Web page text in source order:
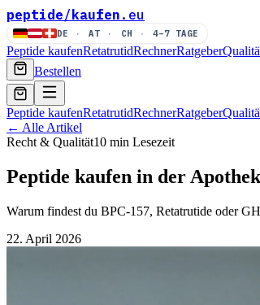
peptide/ kaufen .eu
DE · AT · CH · 4–7 TAGE
Peptide kaufenRetatrutidRechnerRatgeber
Bestellen
Peptide kaufenRetatrutidRechnerRatgeber
← Alle Artikel
Recht & Qualität10 min Lesezeit
Peptide kaufen in der
Warum findest du BPC-157, Retatrutide oder
22. April 2026